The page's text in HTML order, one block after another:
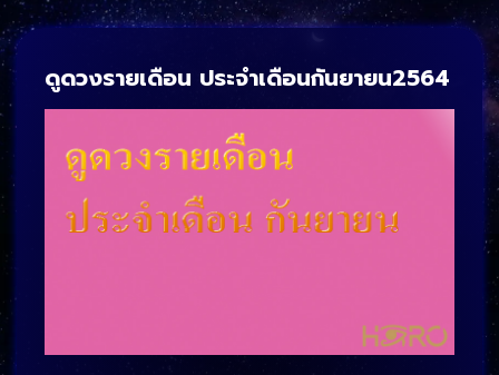
ดูดวงรายเดือน ประจำเดือนกันยายน2564